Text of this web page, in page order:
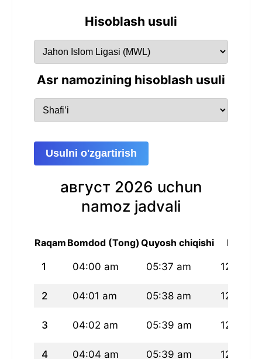
Hisoblash usuli
Asr namozining hisoblash usuli
Usulni o'zgartirish
август 2026 uchun
namoz jadvali
Raqam Bomdod (Tong) Quyosh chiqishi Peshin
1 04:00 am 05:37 am 12:33
2 04:01 am 05:38 am 12:33
3 04:02 am 05:39 am 12:33
4 04:04 am 05:39 am 12:33